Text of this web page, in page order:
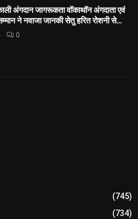
अंगदान जागरूकता वॉकाथॉन अंगदाता एवं
ने नवाजा जानकी सेतु हरित रोशनी से...
0
(745)
(734)